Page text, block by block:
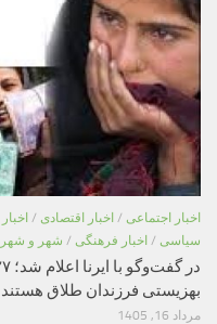
اخبار اجتماعی / اخبار اقتصادی /
سیاسی / اخبار فرهنگی / شهر و
بهزیستی فرزندان طلاق هستند
مرداد 16, 1405